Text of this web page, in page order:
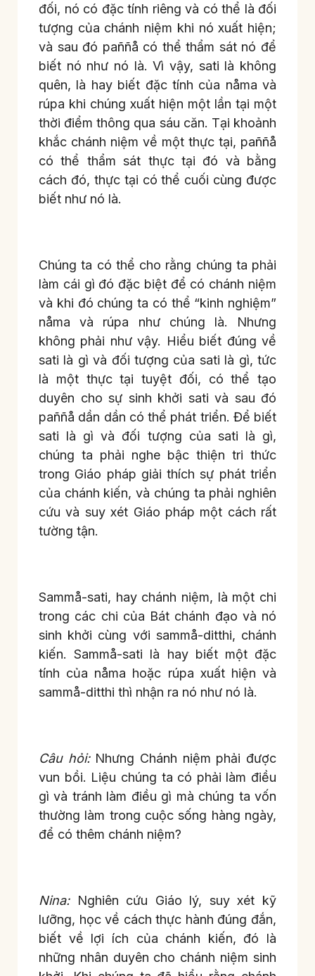
đối, nó có đặc tính riêng và có thể là đối
tượng của chánh niệm khi nó xuất hiện;
và sau đó paññå có thể thẩm sát nó để
biết nó như nó là. Vì vậy, sati là không
quên, là hay biết đặc tính của nåma và
rúpa khi chúng xuất hiện một lần tại một
thời điểm thông qua sáu căn. Tại khoảnh
khắc chánh niệm về một thực tại, paññå
có thể thẩm sát thực tại đó và bằng
cách đó, thực tại có thể cuối cùng được
biết như nó là.
Chúng ta có thể cho rằng chúng ta phải
làm cái gì đó đặc biệt để có chánh niệm
và khi đó chúng ta có thể “kinh nghiệm”
nåma và rúpa như chúng là. Nhưng
không phải như vậy. Hiểu biết đúng về
sati là gì và đối tượng của sati là gì, tức
là một thực tại tuyệt đối, có thể tạo
duyên cho sự sinh khởi sati và sau đó
paññå dần dần có thể phát triển. Để biết
sati là gì và đối tượng của sati là gì,
chúng ta phải nghe bậc thiện tri thức
trong Giáo pháp giải thích sự phát triển
của chánh kiến, và chúng ta phải nghiên
cứu và suy xét Giáo pháp một cách rất
tường tận.
Sammå-sati, hay chánh niệm, là một chi
trong các chi của Bát chánh đạo và nó
sinh khởi cùng với sammå-ditthi, chánh
kiến. Sammå-sati là hay biết một đặc
tính của nåma hoặc rúpa xuất hiện và
sammå-ditthi thì nhận ra nó như nó là.
Câu hỏi:Nhưng Chánh niệm phải được
vun bồi. Liệu chúng ta có phải làm điều
gì và tránh làm điều gì mà chúng ta vốn
thường làm trong cuộc sống hàng ngày,
để có thêm chánh niệm?
Nina:Nghiên cứu Giáo lý, suy xét kỹ
lưỡng, học về cách thực hành đúng đắn,
biết về lợi ích của chánh kiến, đó là
những nhân duyên cho chánh niệm sinh